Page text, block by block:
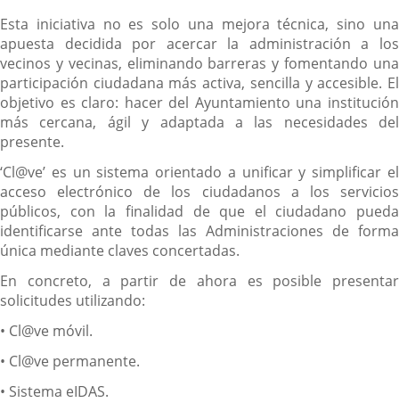
Esta iniciativa no es solo una mejora técnica, sino una
apuesta decidida por acercar la administración a los
vecinos y vecinas, eliminando barreras y fomentando una
participación ciudadana más activa, sencilla y accesible. El
objetivo es claro: hacer del Ayuntamiento una institución
más cercana, ágil y adaptada a las necesidades del
presente.
‘Cl@ve’ es un sistema orientado a unificar y simplificar el
acceso electrónico de los ciudadanos a los servicios
públicos, con la finalidad de que el ciudadano pueda
identificarse ante todas las Administraciones de forma
única mediante claves concertadas.
En concreto, a partir de ahora es posible presentar
solicitudes utilizando:
• Cl@ve móvil.
• Cl@ve permanente.
• Sistema eIDAS.